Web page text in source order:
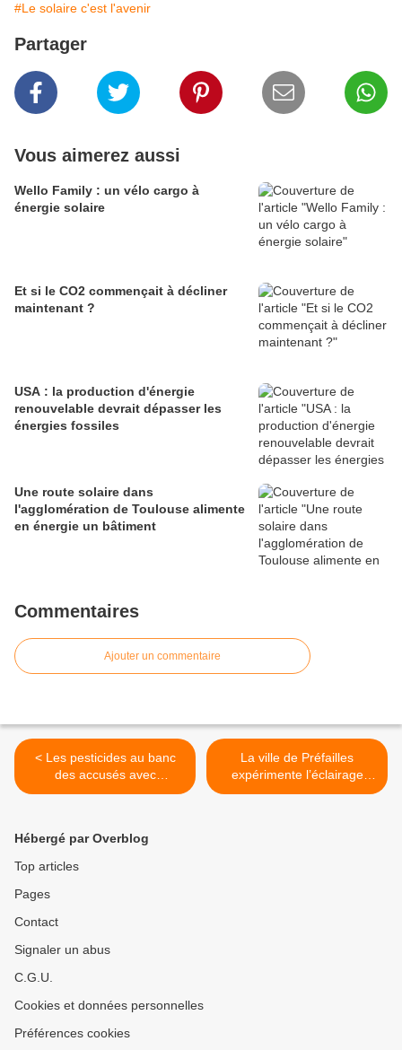
#Le solaire c'est l'avenir
Partager
Vous aimerez aussi
Wello Family : un vélo cargo à
énergie solaire
Et si le CO2 commençait à décliner
maintenant ?
USA : la production d'énergie
renouvelable devrait dépasser les
énergies fossiles
Une route solaire dans
l'agglomération de Toulouse alimente
en énergie un bâtiment
Commentaires
Ajouter un commentaire
< Les pesticides au banc
des accusés avec
Monsanto
La ville de Préfailles
expérimente l’éclairage
public activé par téléphone
Hébergé par Overblog
Top articles
Pages
Contact
Signaler un abus
C.G.U.
Cookies et données personnelles
Préférences cookies